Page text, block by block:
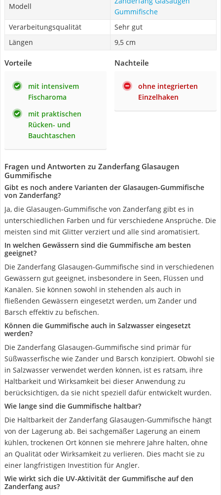
Modell
Gummifische
Verarbeitungsqualität
Sehr gut
Längen
9,5 cm
Vorteile
mit intensivem
Fischaroma
mit praktischen
Rücken- und
Bauchtaschen
Nachteile
ohne integrierten
Einzelhaken
Fragen und Antworten zu Zanderfang Glasaugen
Gummifische
Gibt es noch andere Varianten der Glasaugen-Gummifische
von Zanderfang?
Ja, die Glasaugen-Gummifische von Zanderfang gibt es in
unterschiedlichen Farben und für verschiedene Ansprüche. Die
meisten sind mit Glitter verziert und alle sind aromatisiert.
In welchen Gewässern sind die Gummifische am besten
geeignet?
Die Zanderfang Glasaugen-Gummifische sind in verschiedenen
Gewässern gut geeignet, insbesondere in Seen, Flüssen und
Kanälen. Sie können sowohl in stehenden als auch in
fließenden Gewässern eingesetzt werden, um Zander und
Barsch effektiv zu befischen.
Können die Gummifische auch in Salzwasser eingesetzt
werden?
Die Zanderfang Glasaugen-Gummifische sind primär für
Süßwasserfische wie Zander und Barsch konzipiert. Obwohl sie
in Salzwasser verwendet werden können, ist es ratsam, ihre
Haltbarkeit und Wirksamkeit bei dieser Anwendung zu
berücksichtigen, da sie nicht speziell dafür entwickelt wurden.
Wie lange sind die Gummifische haltbar?
Die Haltbarkeit der Zanderfang Glasaugen-Gummifische hängt
von der Lagerung ab. Bei sachgemäßer Lagerung an einem
kühlen, trockenen Ort können sie mehrere Jahre halten, ohne
an Qualität oder Wirksamkeit zu verlieren. Dies macht sie zu
einer langfristigen Investition für Angler.
Wie wirkt sich die UV-Aktivität der Gummifische auf den
Zanderfang aus?